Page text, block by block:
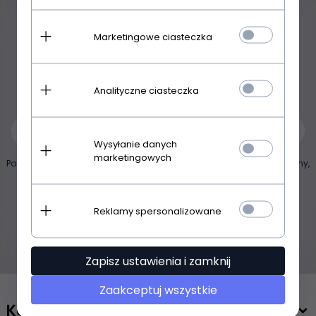
Newsletter
nowościami !
Podając email akceptujeszpolitykę prywatności
. Możesz być spokojny,
Kontakt
Marketingowe ciasteczka
Analityczne ciasteczka
Wysyłanie danych
marketingowych
Reklamy spersonalizowane
Zapisz ustawienia i zamknij
Zaakceptuj wszystkie